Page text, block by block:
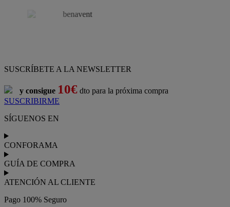
SUSCRÍBETE A LA NEWSLETTER
y consigue 10€ dto para la próxima compra
SUSCRIBIRME
SÍGUENOS EN
CONFORAMA
GUÍA DE COMPRA
ATENCIÓN AL CLIENTE
Pago 100% Seguro